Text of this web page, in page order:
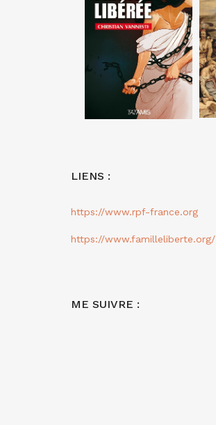
LIENS :
https://www.rpf-france.org
https://www.familleliberte.org/
ME SUIVRE :